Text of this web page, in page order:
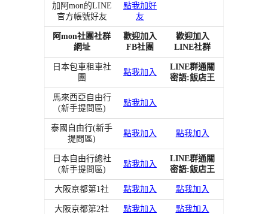
加阿mon的LINE
官方帳號好友
點我加好
友
阿mon社團社群
網址
歡迎加入
FB社團
歡迎加入
LINE社群
日本包車租車社
團
點我加入
LINE群通關
密語:飯店王
馬來西亞自由行
(新手提問區)
點我加入
泰國自由行(新手
提問區)
點我加入 點我加入
日本自由行總社
(新手提問區)
點我加入
LINE群通關
密語:飯店王
大阪京都第1社 點我加入 點我加入
大阪京都第2社 點我加入 點我加入